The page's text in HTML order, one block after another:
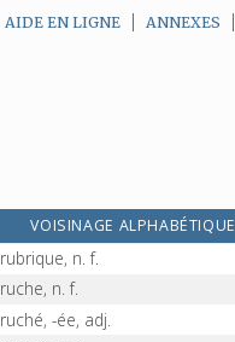
AIDE EN LIGNE ANNEXES
VOISINAGE ALPHABÉTIQUE
rubricateur, n. m.
rubrique, n. f.
ruche, n. f.
ruché, -ée, adj.